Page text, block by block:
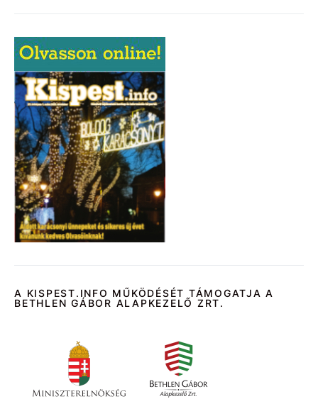
A KISPEST.INFO MŰKÖDÉSÉT TÁMOGATJA A
BETHLEN GÁBOR ALAPKEZELŐ ZRT.